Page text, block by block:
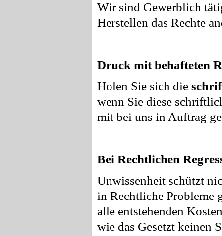
Wir sind Gewerblich
Herstellen das Rechte
Druck mit behafteten
Holen Sie sich die
wenn Sie diese
mit bei uns in Auftrag
Bei Rechtlichen
Unwissenheit schützt
in Rechtliche Probleme
alle entstehenden
wie das Gesetzt keinen